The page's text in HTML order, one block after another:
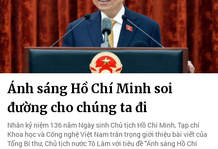
Ánh sáng Hồ Chí Minh soi
đường cho chúng ta đi
Nhân kỷ niệm 136 năm Ngày sinh Chủ tịch Hồ Chí Minh, Tạp chí
Khoa học và Công nghệ Việt Nam trân trọng giới thiệu bài viết của
Tổng Bí thư, Chủ tịch nước Tô Lâm với tiêu đề "Ánh sáng Hồ Chí